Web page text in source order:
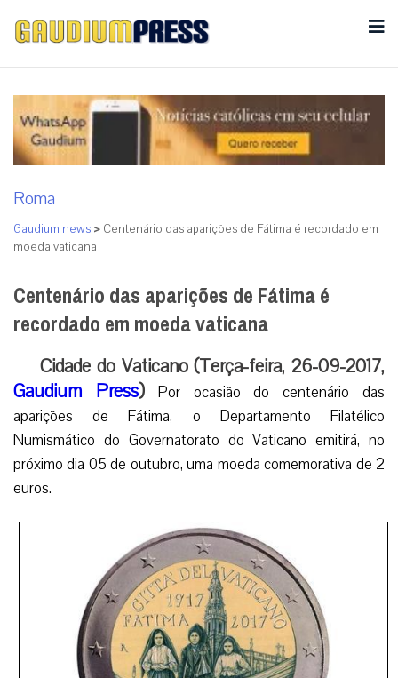
Roma
Gaudium news > Centenário das aparições de Fátima é recordado em
moeda vaticana
Centenário das aparições de Fátima é
recordado em moeda vaticana
Cidade do Vaticano (Terça-feira, 26-09-2017,
Gaudium Press)Por ocasião do centenário das
aparições de Fátima, o Departamento Filatélico
Numismático do Governatorato do Vaticano emitirá, no
próximo dia 05 de outubro, uma moeda comemorativa de 2
euros.